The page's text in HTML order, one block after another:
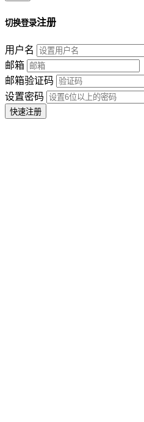
切换登录注册
用户名
邮箱
邮箱验证码
设置密码